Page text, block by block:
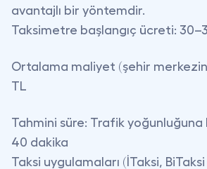
avantajlı bir yöntemdir.
Taksimetre başlangıç ücreti:
Ortalama maliyet (şehir
TL
Tahmini süre: Trafik yoğunluğuna
40 dakika
Taksi uygulamaları (İTaksi,